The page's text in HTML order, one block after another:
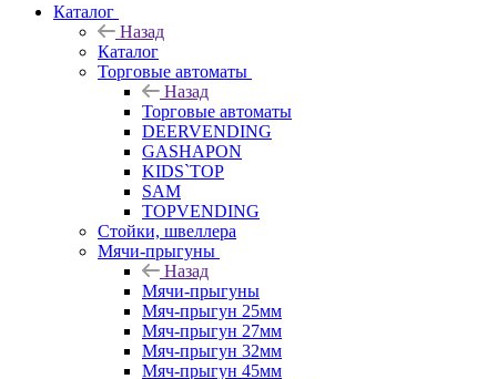
Каталог
Назад
Каталог
Торговые автоматы
Назад
Торговые автоматы
DEERVENDING
GASHAPON
KIDS`TOP
SAM
TOPVENDING
Стойки, швеллера
Мячи-прыгуны
Назад
Мячи-прыгуны
Мяч-прыгун 25мм
Мяч-прыгун 27мм
Мяч-прыгун 32мм
Мяч-прыгун 45мм